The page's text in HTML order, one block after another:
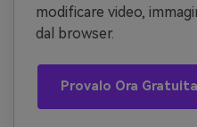
modificare video,
dal browser.
Provalo Ora